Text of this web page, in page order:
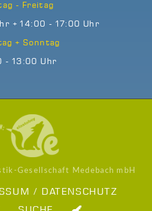
- Freitag
+ 14:00 - 17:00 Uhr
+ Sonntag
- 13:00 Uhr
Gesellschaft Medebach mbH
/ DATENSCHUTZ